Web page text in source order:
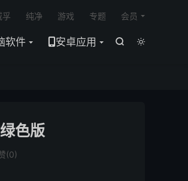


软件 安卓应用
孚 纯净 游戏 专题 会员
色版
(0)